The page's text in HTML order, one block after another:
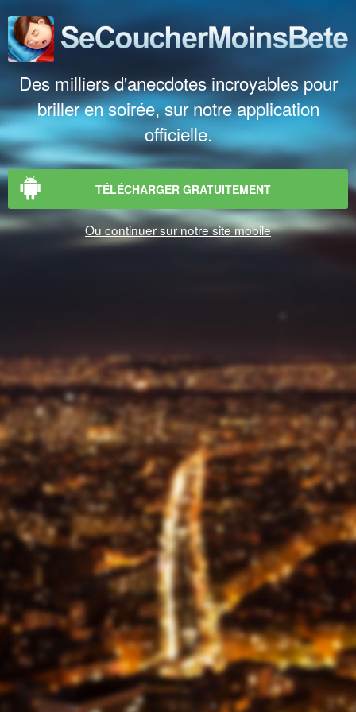
Des milliers d'anecdotes incroyables pour
briller en soirée, sur notre application
officielle.
TÉLÉCHARGER GRATUITEMENT
Ou continuer sur notre site mobile